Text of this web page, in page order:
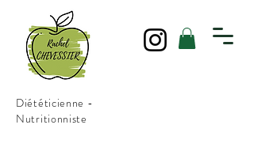
Diététicienne -
Nutritionniste